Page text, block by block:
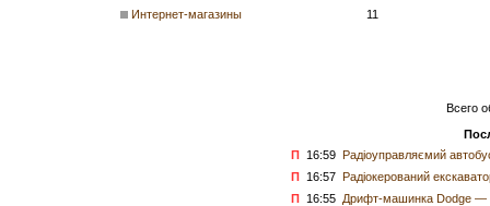
Интернет-магазины
11
Всего
П 16:59 Радіоуправляємий
П 16:57 Радіокерований
П 16:55 Дрифт-машинка Dodge —